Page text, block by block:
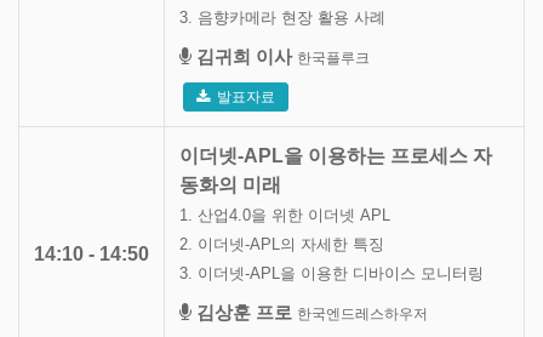
3. 음향카메라 현장 활용 사례
김귀희 이사 한국플루크
발표자료
14:10 - 14:50
이더넷-APL을 이용하는 프로세스 자
동화의 미래
1. 산업4.0을 위한 이더넷 APL
2. 이더넷-APL의 자세한 특징
3. 이더넷-APL을 이용한 디바이스 모니터링
김상훈 프로 한국엔드레스하우저